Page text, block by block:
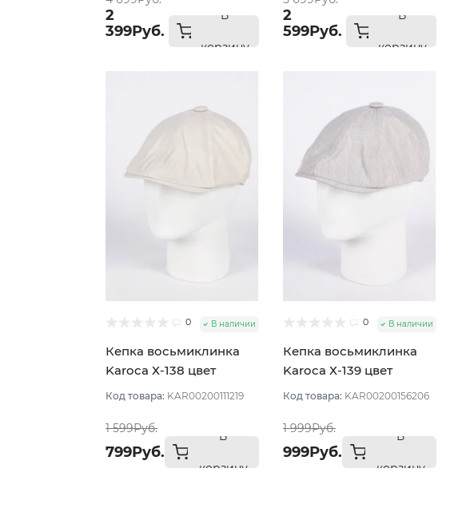
2
399Руб.
В
корзину
2
599Руб.
В
корзину
0 В наличии
Кепка восьмиклинка
Karoca Х-138 цвет
Бежевый светлый
Код товара: KAR00200111219
1 599Руб.
799Руб.
В
корзину
0 В наличии
Кепка восьмиклинка
Karoca Х-139 цвет
Бежевый светлый хол
Код товара: KAR00200156206
1 999Руб.
999Руб.
В
корзину